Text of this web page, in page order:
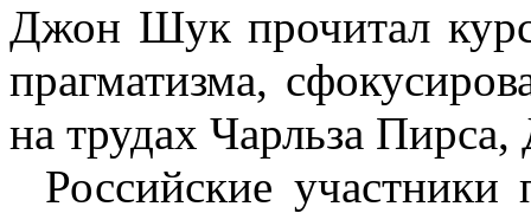
Джон Шук прочитал
прагматизма,
на трудах Чарльза
Российские участники